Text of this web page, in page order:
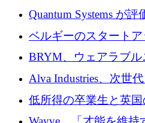
がプレシード資金総
Quantum Systems が
ドルを調達
ベルギーのスタート
の可視化のために 50
BRYM、ウェアラブ
クプラットフォーム
Alva Industries、次世
大に 1,600 万ユーロを
低所得の卒業生と英
るためにCommon Path